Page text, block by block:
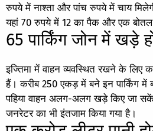
रुपये में नाश्ता और पांच रुपये में चाय
यहां 70 रुपये में 12 का पैक और एक
65 पार्किंग जोन में खड़े
इज्तिमा में वाहन व्यवस्थित रखने के लिए
हैं। करीब 250 एकड़ में बने इन पार्किंग में
पहिया वाहन अलग-अलग खड़े किए जा
जनरेटर का भी इंतजाम किया गया है।